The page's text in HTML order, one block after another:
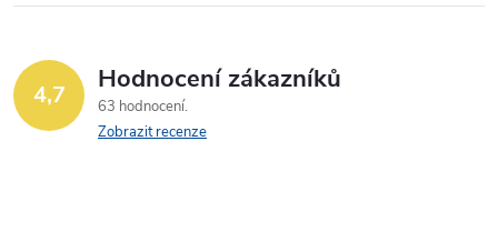
4,7 Hodnocení zákazníků
63 hodnocení
Zobrazit recenze